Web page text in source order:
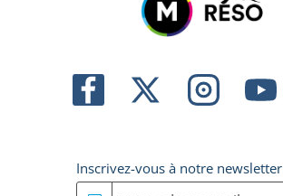
Inscrivez-vous à notre newsletter